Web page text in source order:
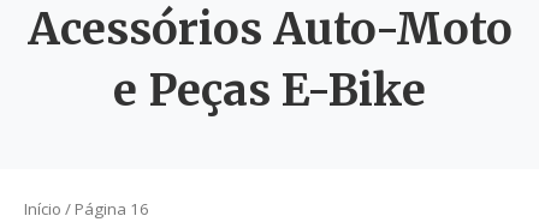
Acessórios Auto-Moto
e Peças E-Bike
Início / Página 16